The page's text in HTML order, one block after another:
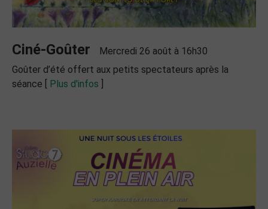
Ciné-Goûter
Mercredi 26 août à 16h30
Goûter d’été offert aux petits spectateurs après la
séance [ Plus d'infos